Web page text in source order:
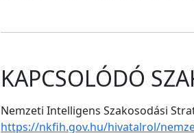
KAPCSOLÓDÓ
Nemzeti Intelligens Szakosodási
https://nkfih.gov.hu/hivatalrol/